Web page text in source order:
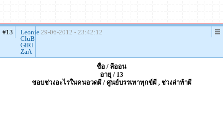
#13
Leonie
CluB
GiRl
ZaA
29-06-2012 - 23:42:12
ชื่อ / ลีออน
อายุ / 13
ชอบช่วงอะไรในคนอวดผี / ศูนย์บรรเทาทุกข์ผี , ช่วงล่าท้าผี